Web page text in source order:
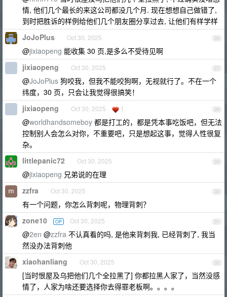
情, 他们几个最长的来这公司都没几个月. 现在想想自己做错了,
到时把胜诉的样例给他们几个朋友圈分享过去, 让他们有样学样
26
JoJoPlus Oct 30, 2025
@jixiaopeng 能收集 30 页,是多么不受待见啊
27
jixiaopeng Oct 30, 2025
@JoJoPlus 狗咬我，但我不能咬狗啊，无视就行了。不在一个
纬度，30 页，只会让我觉得很搞笑！
28
jixiaopeng Oct 30, 2025 1
@worldhandsomeboy 都是打工的，都是凭本事吃饭吧，但无法
控制别人会怎么对你，不重要吧，只是想起这事，觉得人性很复
杂。
29
littlepanic72 Oct 30, 2025
@jixiaopeng 兄弟说的在理
30
zzfra Oct 30, 2025
有一个问题，你怎么背刺呢，物理背刺？
31
zone10 OP Oct 30, 2025
@2en @zzfra 不认真看的吗, 是他来背刺我, 已经背刺了, 我当
然没办法背刺他
32
xiaohanliang Oct 30, 2025
[当时恨屋及乌把他们几个全拉黑了] 你都拉黑人家了，当然没感
情了，人家为啥还要选择你去得罪老板啊。。。。